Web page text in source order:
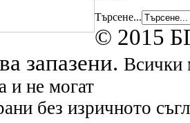
Търсене...
© 2015
запазени. Всички
и не могат
без изричното